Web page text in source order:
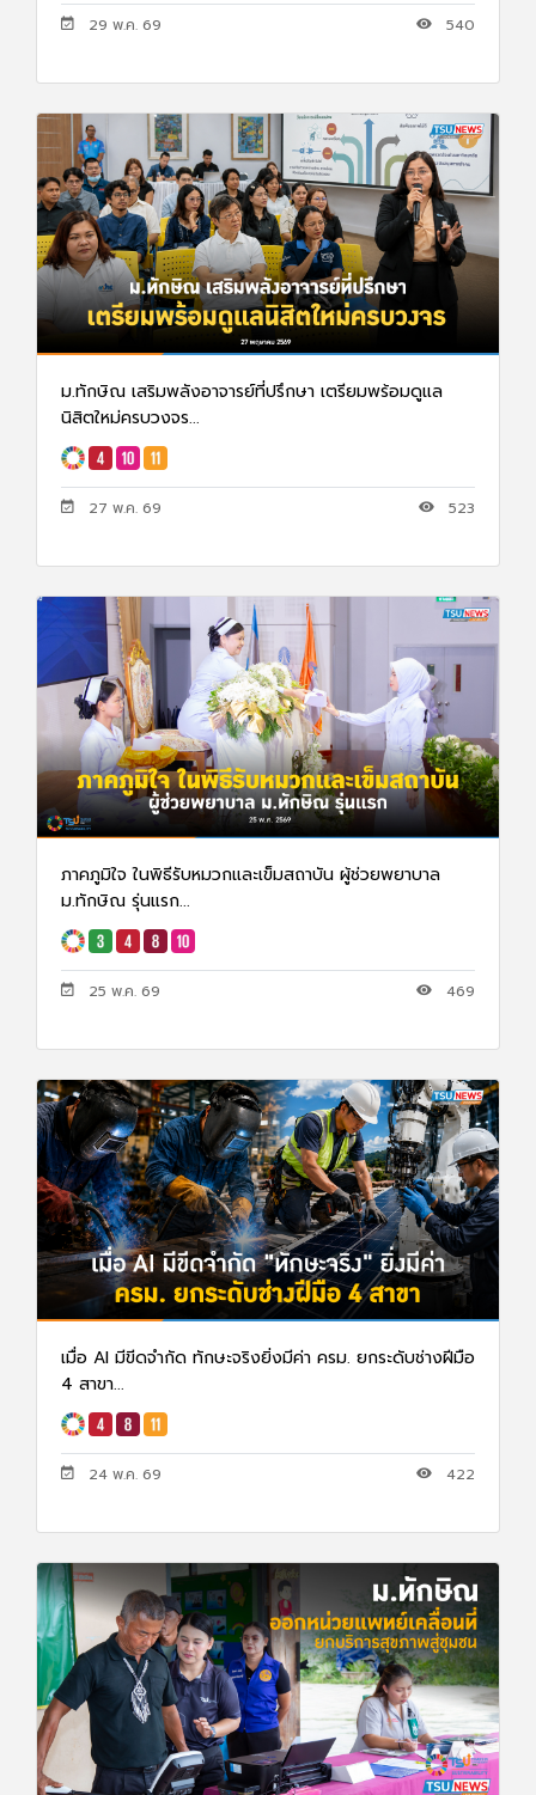
29 พ.ค. 69 540
ม.ทักษิณ เสริมพลังอาจารย์ที่ปรึกษา เตรียมพร้อมดูแล
นิสิตใหม่ครบวงจร...
27 พ.ค. 69 523
ภาคภูมิใจ ในพิธีรับหมวกและเข็มสถาบัน ผู้ช่วยพยาบาล
ม.ทักษิณ รุ่นแรก...
25 พ.ค. 69 469
เมื่อ AI มีขีดจำกัด ทักษะจริงยิ่งมีค่า ครม. ยกระดับช่างฝีมือ
4 สาขา...
24 พ.ค. 69 422